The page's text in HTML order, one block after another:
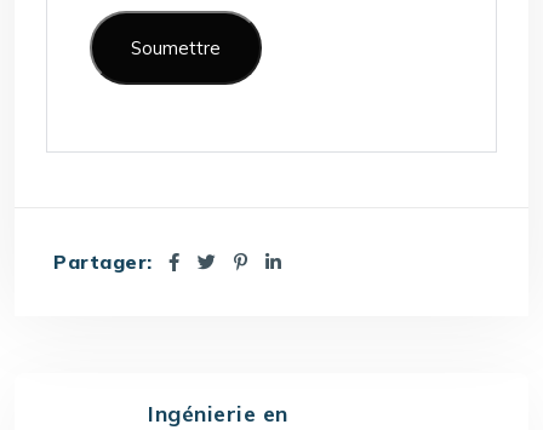
Partager:
Ingénierie en